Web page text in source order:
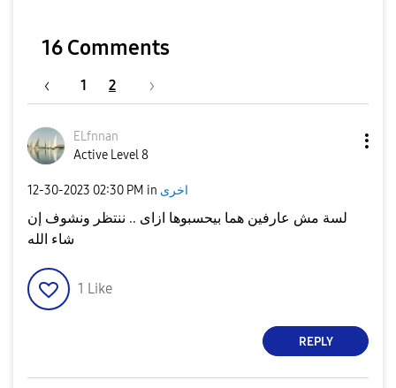
16 Comments
1 2
ELfnnan
Active Level 8
‎12-30-2023 02:30 PM in اخرى
لسة مش عارفين هما بيحسبوها ازاى .. ننتظر ونشوف إن
شاء الله
1 Like
REPLY